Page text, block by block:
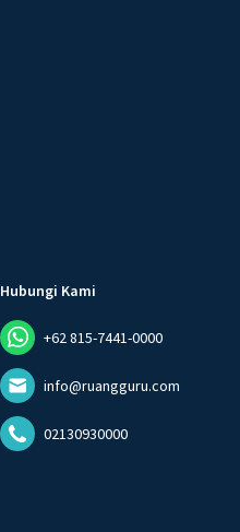
Hubungi Kami
+62 815-7441-0000
info@ruangguru.com
02130930000